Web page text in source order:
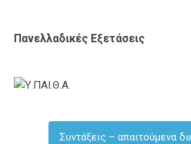
Πανελλαδικές Εξετάσεις
Συντάξεις – απαιτούμενα